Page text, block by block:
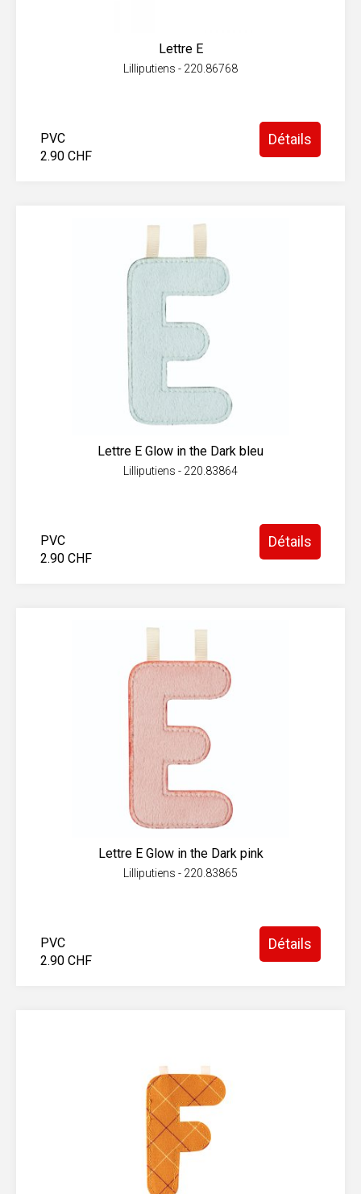
Lettre E
Lilliputiens - 220.86768
PVC
2.90 CHF
Détails
Lettre E Glow in the Dark bleu
Lilliputiens - 220.83864
PVC
2.90 CHF
Détails
Lettre E Glow in the Dark pink
Lilliputiens - 220.83865
PVC
2.90 CHF
Détails